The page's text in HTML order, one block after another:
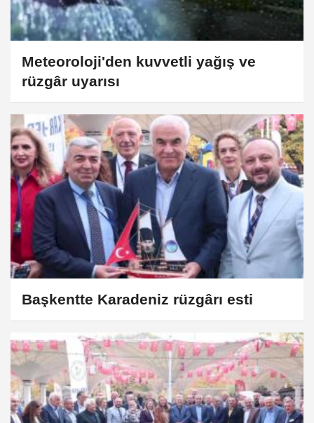
Meteoroloji'den kuvvetli yağış ve
rüzgâr uyarısı
Başkentte Karadeniz rüzgârı esti